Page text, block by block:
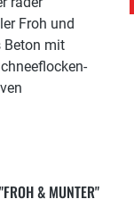
& MUNTER"